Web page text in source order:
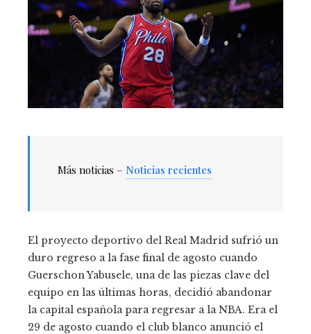
Más noticias – Noticias recientes
El proyecto deportivo del Real Madrid sufrió un
duro regreso a la fase final de agosto cuando
Guerschon Yabusele, una de las piezas clave del
equipo en las últimas horas, decidió abandonar
la capital española para regresar a la NBA. Era el
29 de agosto cuando el club blanco anunció el